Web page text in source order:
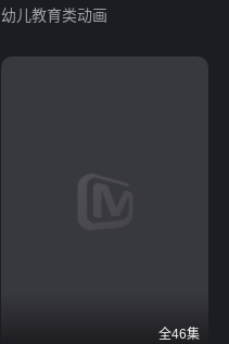
季
幼儿教育类动画
全46集